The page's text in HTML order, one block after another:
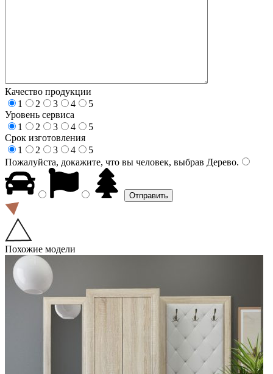
Качество продукции
1
2 3 4
5
Уровень сервиса
1
2 3 4
5
Срок изготовления
1
2 3 4
5
Пожалуйста, докажите, что вы человек, выбрав Дерево.
Похожие модели